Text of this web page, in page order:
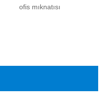
ofis mıknatısı